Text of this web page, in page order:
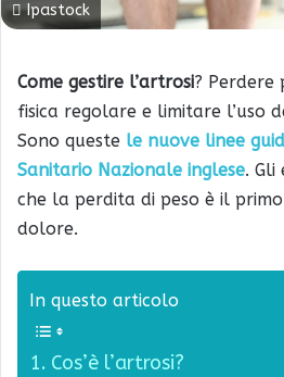
Ipastock
Come gestire l’artrosi?
fisica regolare e limitare l’uso
Sono queste le nuove linee
Sanitario Nazionale inglese. Gli
che la perdita di peso è il
dolore.
In questo articolo
Cos’è l’artrosi?